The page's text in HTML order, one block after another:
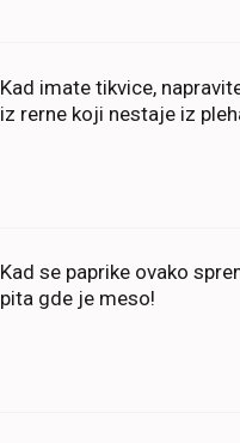
Kad imate tikvice,
iz rerne koji nestaje iz
Kad se paprike ovako
pita gde je meso!